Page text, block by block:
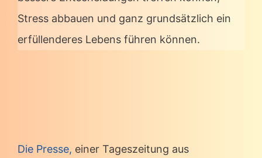
Stress abbauen und ganz grundsätzlich ein
erfüllenderes Lebens führen können.
Die Presse, einer Tageszeitung aus